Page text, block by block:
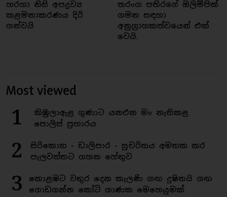
හරහා නිසි අපද්‍රව්‍ය
කළමනාකරණය දිරි
ගන්වයි
තරංග පතිරගේ ඔලිම්පික්
ගමන සඳහා
අනුග්‍රාහකත්වයෙන් එක්
වෙයි.
Most viewed
1
කිඹුලාඇළ ගුණාට යනඑන මං නැතිකළ
පොලිස් ප්‍රහාරය
2
සිරිකොත - ඩාලිපාර - සුචරිතය අමතක කර
පැලවත්තට ගහන හේතුව
3
කොළඹට වතුර දෙන කැලණි ගඟ දුෂිතයි ගඟ
ගොඩගන්න කෝටි ගාණක මෙහෙයුමක්